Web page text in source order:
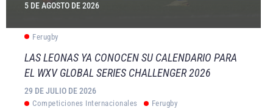
5 DE AGOSTO DE 2026
Ferugby
LAS LEONAS YA CONOCEN SU CALENDARIO PARA
EL WXV GLOBAL SERIES CHALLENGER 2026
29 DE JULIO DE 2026
Competiciones Internacionales Ferugby